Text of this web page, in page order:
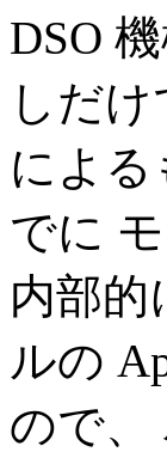
DSO
しだけ
による
でに
内部
ルの
ので、